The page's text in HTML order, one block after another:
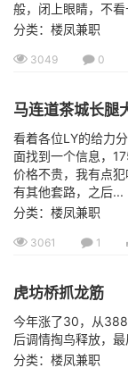
般，闭上眼睛，不
分类：楼凤兼职
3049 0
马连道茶城长腿
看着各位LY的给力
面找到一个信息，
价格不贵，我有点
有其他套路，之后...
分类：楼凤兼职
3061 1
虎坊桥抓龙筋
今年涨了30，从
后调情掏鸟释放，
分类：楼凤兼职